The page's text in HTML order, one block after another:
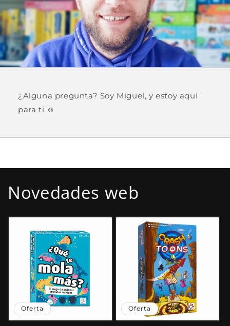
¿Alguna pregunta? Soy Miguel, y estoy aquí
para ti ☺️
Novedades web
Oferta Oferta